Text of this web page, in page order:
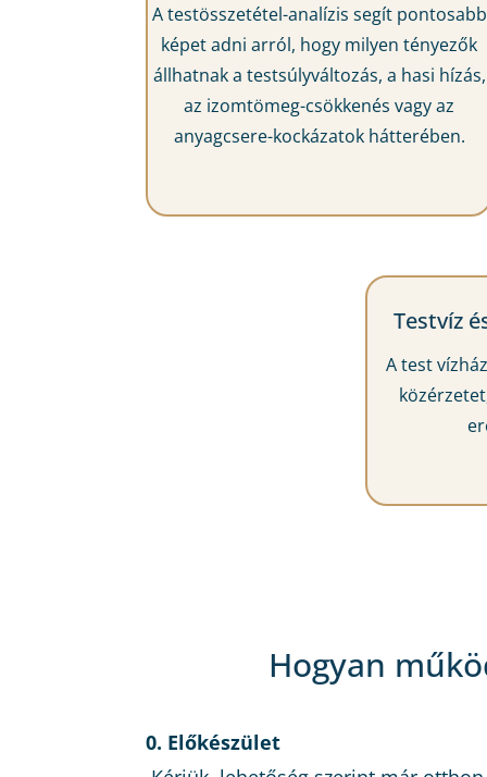
A testösszetétel-analízis segít pontosabb
képet adni arról, hogy milyen tényezők
állhatnak a testsúlyváltozás, a hasi hízás,
az izomtömeg-csökkenés vagy az
anyagcsere-kockázatok hátterében.
Testvíz
A test
Hogyan
0. Előkészület